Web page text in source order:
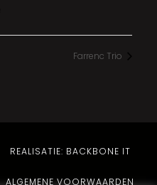
Farrenc Trio
REALISATIE: BACKBONE IT
ALGEMENE VOORWAARDEN